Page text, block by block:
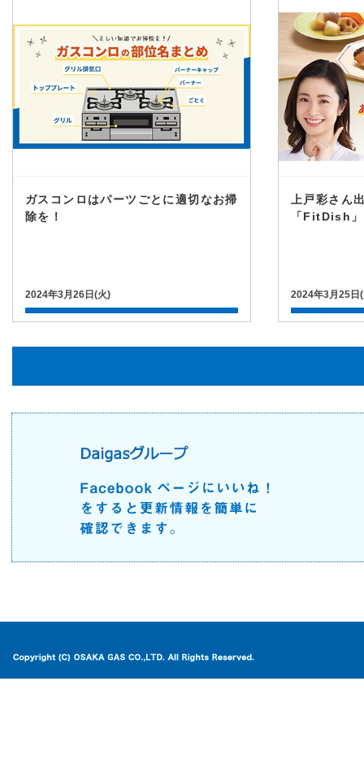
ガスコンロはパーツごとに適切なお掃
除を！
2024年3月26日(火)
上戸彩さん
「FitDish
2024年3月25日